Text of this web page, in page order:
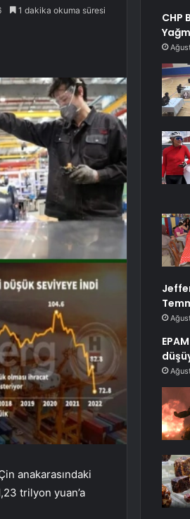
1 dakika okuma süresi
anakarasındaki
trilyon yuan’a
CHP